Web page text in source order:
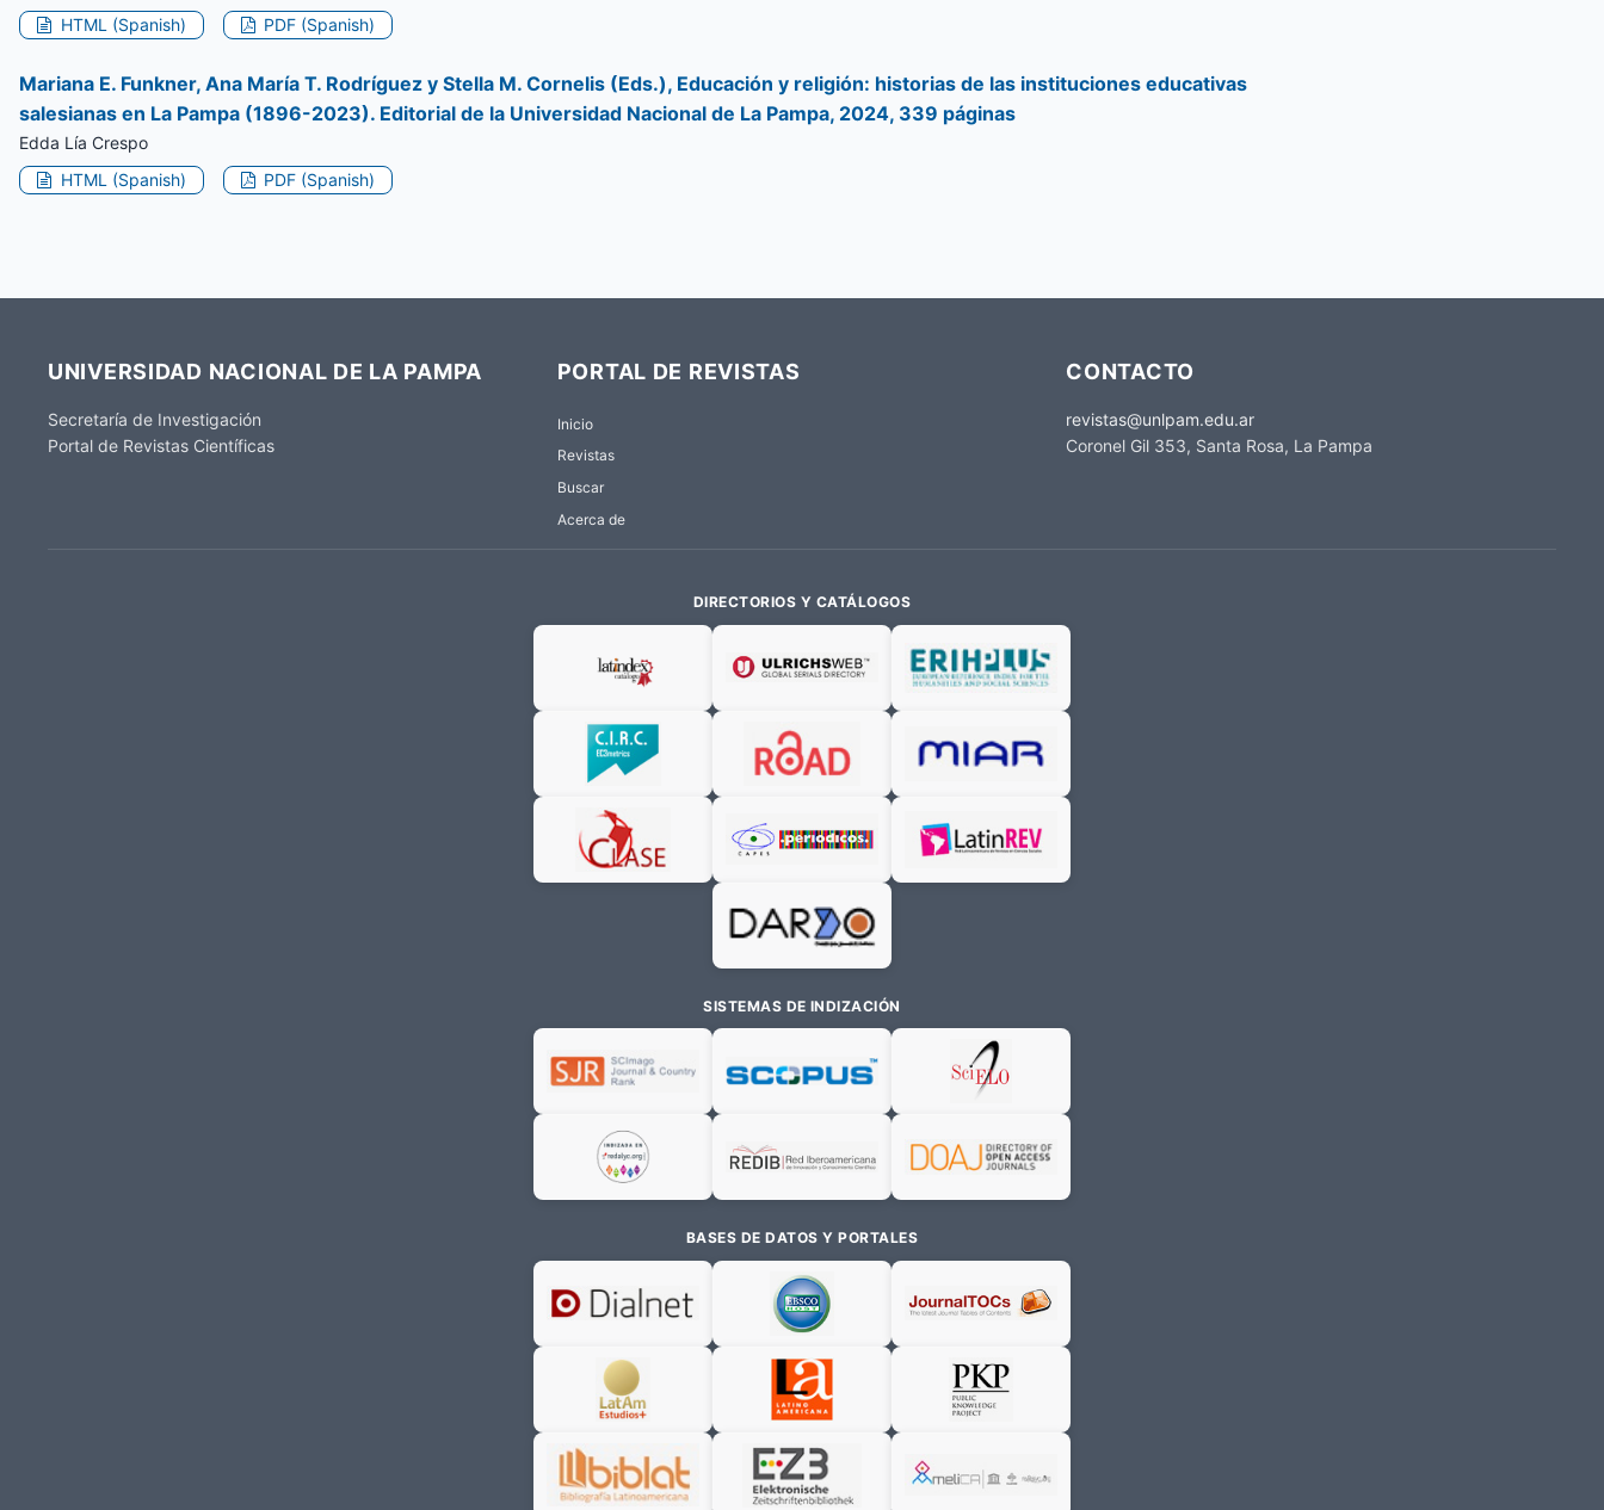
HTML (Spanish)
PDF (Spanish)
Mariana E. Funkner, Ana María T. Rodríguez y Stella M. Cornelis (Eds.), Educación y religión: historias de las instituciones educativas
salesianas en La Pampa (1896-2023). Editorial de la Universidad Nacional de La Pampa, 2024, 339 páginas
Edda Lía Crespo
HTML (Spanish)
PDF (Spanish)
UNIVERSIDAD NACIONAL DE LA PAMPA
Secretaría de Investigación
Portal de Revistas Científicas
PORTAL DE REVISTAS
Inicio
Revistas
Buscar
Acerca de
CONTACTO
revistas@unlpam.edu.ar
Coronel Gil 353, Santa Rosa, La Pampa
DIRECTORIOS Y CATÁLOGOS
SISTEMAS DE INDIZACIÓN
BASES DE DATOS Y PORTALES